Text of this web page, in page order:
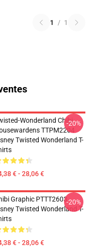
1 / 1
Wonderland Chibi
TTPM2204
Twisted Wonderland T-
€ - 28,06 €
-20%
Graphic PTTT2603
Twisted Wonderland T-
€ - 28,06 €
-20%